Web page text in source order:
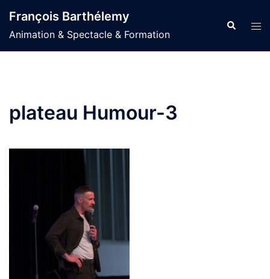
au
contenu
François Barthélemy
Animation & Spectacle & Formation
plateau Humour-3